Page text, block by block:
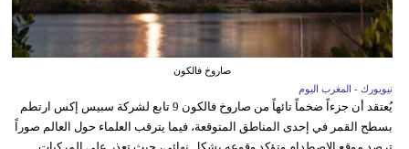
صاروخ فالكون
نيويورك - المغرب اليوم
يُعتقد أن جزءاً ضخماً تائهاً من صاروخ فالكون 9 تابع لشركة سبيس إكس ارتطم
بسطح القمر في إحدى المناطق المتوقعة، فيما يترقب العلماء حول العالم صوراً